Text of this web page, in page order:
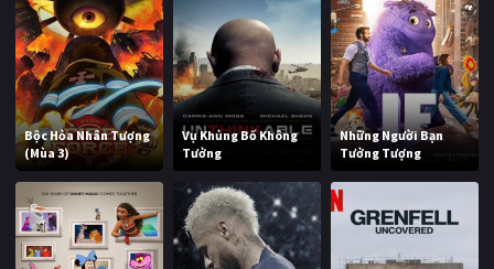
Bộc Hỏa Nhân Tượng
(Mùa 3)
Vụ Khủng Bố Không
Tưởng
Những Người Bạn
Tưởng Tượng